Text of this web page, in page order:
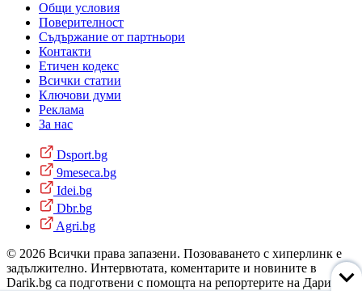
Общи условия
Поверителност
Съдържание от партньори
Контакти
Етичен кодекс
Всички статии
Ключови думи
Реклама
За нас
Dsport.bg
9meseca.bg
Idei.bg
Dbr.bg
Agri.bg
© 2026 Всички права запазени. Позоваването с хиперлинк е
задължително. Интервютата, коментарите и новините в
Darik.bg са подготвени с помощта на репортерите на Дарик